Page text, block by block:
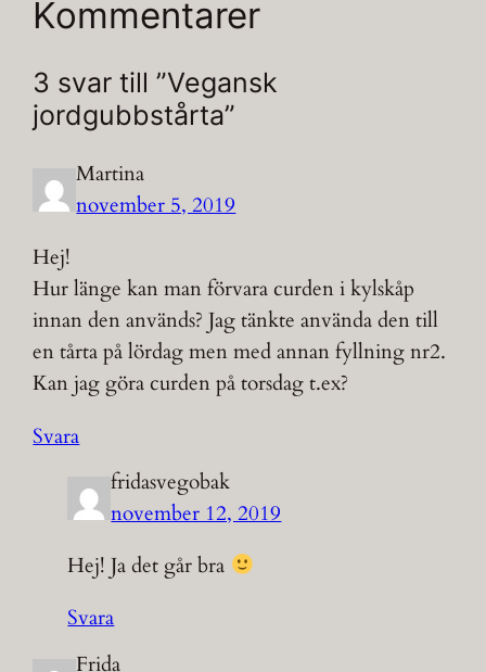
Kommentarer
3 svar till ”Vegansk
jordgubbstårta”
Martina
november 5, 2019
Hej!
Hur länge kan man förvara curden i kylskåp
innan den används? Jag tänkte använda den till
en tårta på lördag men med annan fyllning nr2.
Kan jag göra curden på torsdag t.ex?
Svara
fridasvegobak
november 12, 2019
Hej! Ja det går bra
Svara
Frida